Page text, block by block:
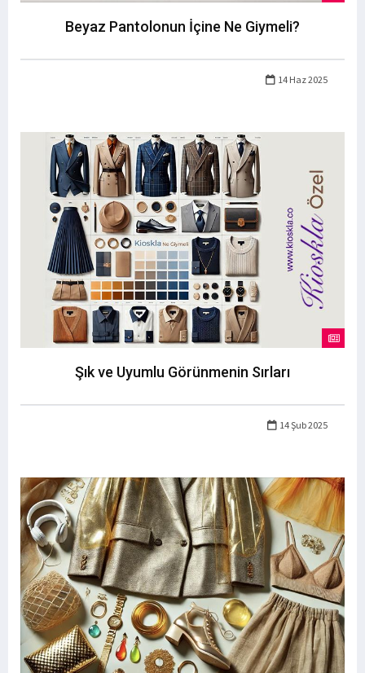
Beyaz Pantolonun İçine Ne Giymeli?
14 Haz 2025
Şık ve Uyumlu Görünmenin Sırları
14 Şub 2025